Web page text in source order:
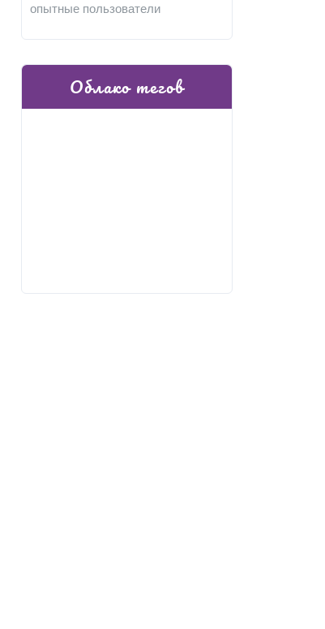
опытные пользователи
Облако тегов